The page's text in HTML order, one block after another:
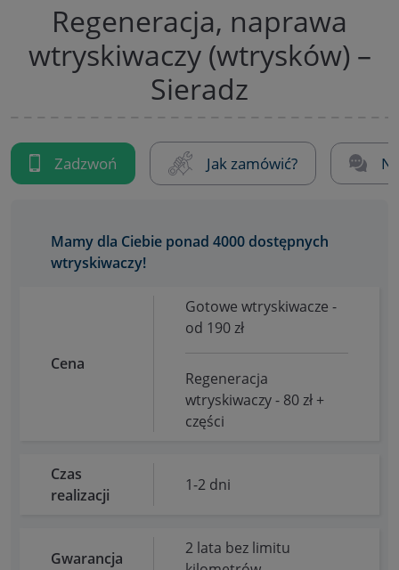
Regeneracja, naprawa
wtryskiwaczy (wtrysków) –
Sieradz
Zadzwoń Jak zamówić?
Mamy dla Ciebie ponad 4000 dostępnych
wtryskiwaczy!
Cena
Gotowe wtryskiwacze -
od 190 zł
Regeneracja
wtryskiwaczy - 80 zł +
części
Czas
realizacji
1-2 dni
Gwarancja
2 lata bez limitu